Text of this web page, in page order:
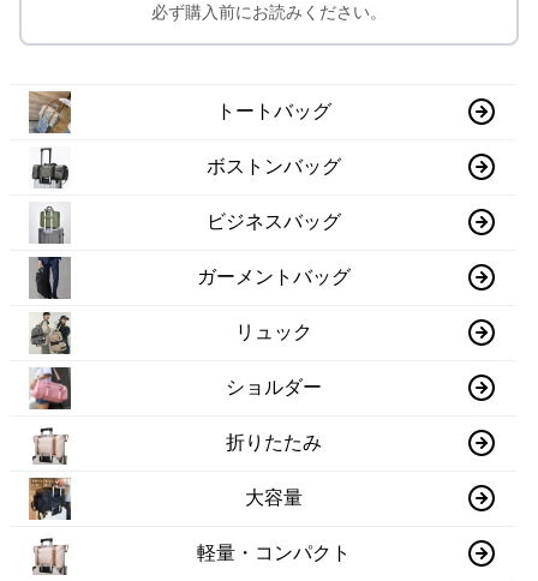
必ず購入前にお読みください。
トートバッグ
ボストンバッグ
ビジネスバッグ
ガーメントバッグ
リュック
ショルダー
折りたたみ
大容量
軽量・コンパクト